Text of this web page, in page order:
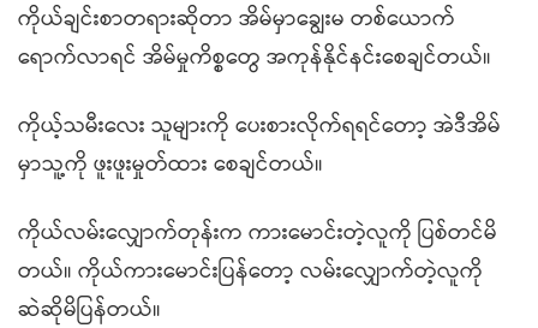
ကိုယ်ချင်းစာတရားဆိုတာ အိမ်မှာချွေးမ တစ်ယောက်
ရောက်လာရင် အိမ်မှုကိစ္စတွေ အကုန်နိုင်နင်းစေချင်တယ်။
ကိုယ့်သမီးလေး သူများကို ပေးစားလိုက်ရရင်တော့ အဲဒီအိမ်
မှာသူ့ကို ဖူးဖူးမှုတ်ထား စေချင်တယ်။
ကိုယ်လမ်းလျှောက်တုန်းက ကားမောင်းတဲ့လူကို ပြစ်တင်မိ
တယ်။ ကိုယ်ကားမောင်းပြန်တော့ လမ်းလျှောက်တဲ့လူကို
ဆဲဆိုမိပြန်တယ်။